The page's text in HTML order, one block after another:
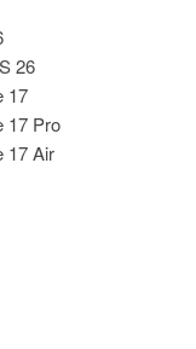
26
17
17 Pro
17 Air